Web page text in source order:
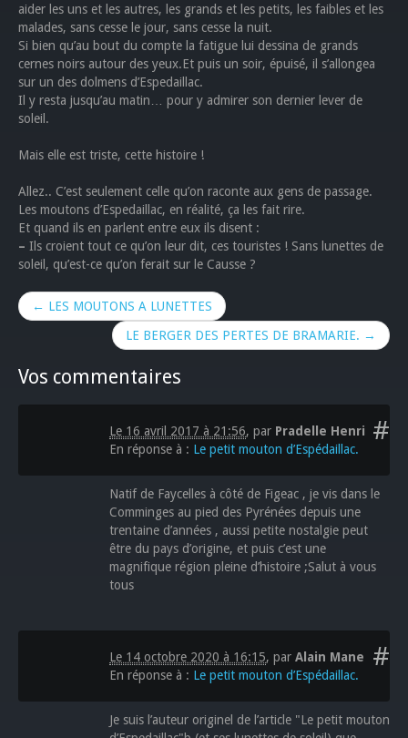
aider les uns et les autres, les grands et les petits, les faibles et les
malades, sans cesse le jour, sans cesse la nuit.
Si bien qu’au bout du compte la fatigue lui dessina de grands
cernes noirs autour des yeux.Et puis un soir, épuisé, il s’allongea
sur un des dolmens d’Espedaillac.
Il y resta jusqu’au matin… pour y admirer son dernier lever de
soleil.
Mais elle est triste, cette histoire !
Allez.. C’est seulement celle qu’on raconte aux gens de passage.
Les moutons d’Espedaillac, en réalité, ça les fait rire.
Et quand ils en parlent entre eux ils disent :
– Ils croient tout ce qu’on leur dit, ces touristes ! Sans lunettes de
soleil, qu’est-ce qu’on ferait sur le Causse ?
← LES MOUTONS A LUNETTES
LE BERGER DES PERTES DE BRAMARIE. →
Vos commentaires
#
Le 16 avril 2017 à 21:56, par Pradelle Henri
En réponse à : Le petit mouton d’Espédaillac.
Natif de Faycelles à côté de Figeac , je vis dans le
Comminges au pied des Pyrénées depuis une
trentaine d’années , aussi petite nostalgie peut
être du pays d’origine, et puis c’est une
magnifique région pleine d’histoire ;Salut à vous
tous
#
Le 14 octobre 2020 à 16:15, par Alain Mane
En réponse à : Le petit mouton d’Espédaillac.
Je suis l’auteur originel de l’article "Le petit mouton